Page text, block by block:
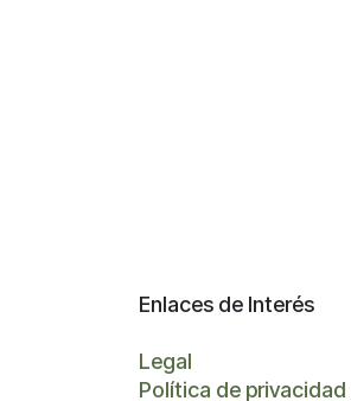
Enlaces de Interés
Legal
Política de privacidad